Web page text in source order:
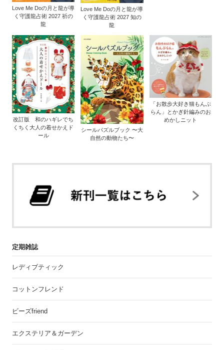
Love Me Doの月と龍が導
く守護龍占術 2027 祈の
龍
Love Me Doの月と龍が導
く守護龍占術 2027 知の
龍
改訂版 和のハギレでち
くちく大人の着せかえド
ール
シールパズルブック 〜大
自然の動物たち〜
「お散歩大好き猫もんぶ
らん」とかぎ針編みのお
めかしニット
定期雑誌
レディブティック
コットンフレンド
ビーズfriend
エクステリア＆ガーデン